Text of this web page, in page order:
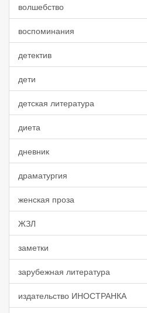
волшебство
воспоминания
детектив
дети
детская литература
диета
дневник
драматургия
женская проза
ЖЗЛ
заметки
зарубежная литература
издательство ИНОСТРАНКА